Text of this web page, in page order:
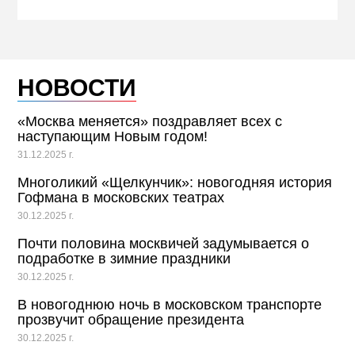
НОВОСТИ
«Москва меняется» поздравляет всех с
наступающим Новым годом!
31.12.2025 г.
Многоликий «Щелкунчик»: новогодняя история
Гофмана в московских театрах
30.12.2025 г.
Почти половина москвичей задумывается о
подработке в зимние праздники
30.12.2025 г.
В новогоднюю ночь в московском транспорте
прозвучит обращение президента
30.12.2025 г.